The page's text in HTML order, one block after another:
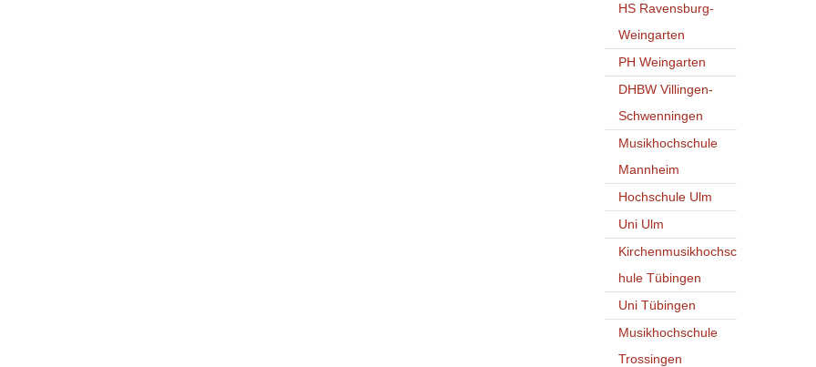
HS Ravensburg-
Weingarten
PH Weingarten
DHBW Villingen-
Schwenningen
Musikhochschule
Mannheim
Hochschule Ulm
Uni Ulm
Kirchenmusikhochsc
hule Tübingen
Uni Tübingen
Musikhochschule
Trossingen